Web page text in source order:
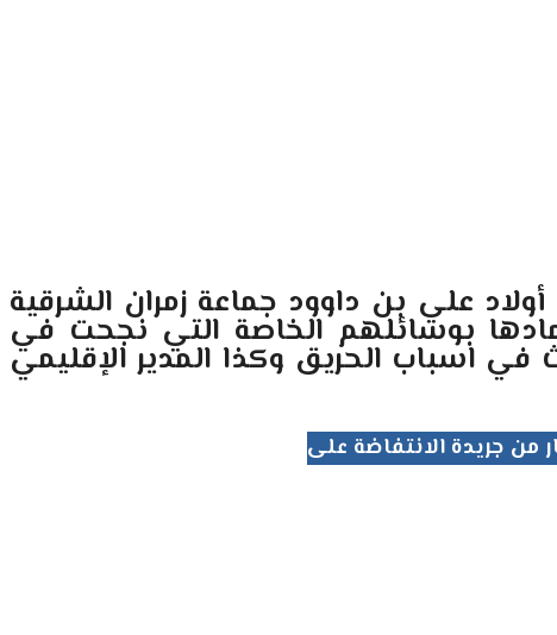
علي بن داوود جماعة زمران الشرقية
وهبوا لاخمادها بوسائلهم الخاصة التي نجحت في
اسباب الحريق وكذا المدير الإقليمي